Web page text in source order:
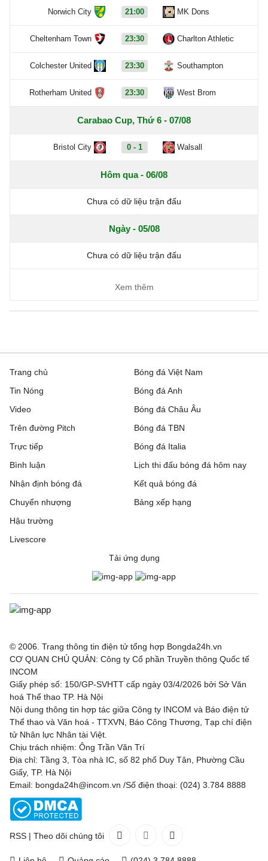
Norwich City 21:00 MK Dons
Cheltenham Town 23:30 Charlton Athletic
Colchester United 23:30 Southampton
Rotherham United 23:30 West Brom
Carabao Cup, Thứ 6 - 07/08
Bristol City 0 - 1 Walsall
Hôm qua - 06/08
Chưa có dữ liệu trận đấu
Ngày - 05/08
Chưa có dữ liệu trận đấu
Xem thêm
Trang chủ
Tin Nóng
Video
Trên đường Pitch
Trực tiếp
Bóng đá Việt Nam
Bóng đá Anh
Bóng đá Châu Âu
Bóng đá TBN
Bóng đá Italia
Bình luận
Nhận định bóng đá
Chuyển nhượng
Hậu trường
Livescore
Lịch thi đấu bóng đá hôm nay
Kết quả bóng đá
Bảng xếp hạng
Tải ứng dụng
© 2006. Trang thông tin điện tử tổng hợp Bongda24h.vn
CƠ QUAN CHỦ QUẢN: Công ty Cổ phần Truyền thông Quốc tế
INCOM
Giấy phép số: 150/GP-SVHTT cấp ngày 03/4/2026 bởi Sở Văn
hoá Thể thao TP. Hà Nội
Nội dung thông tin hợp tác giữa Công ty INCOM và Báo điện tử
Thể thao và Văn hoá - TTXVN, Báo Công Thương, Tạp chí điện
tử Nhân lực Nhân tài Việt.
Chịu trách nhiệm: Ông Trần Văn Trí
Địa chỉ: Tầng 3, Tòa nhà IC, số 82 phố Duy Tân, Phường Cầu
Giấy, TP. Hà Nội
Email: bongda24h@incom.vn /Số điện thoại: (024) 3.784 8888
RSS | Theo dõi chúng tôi